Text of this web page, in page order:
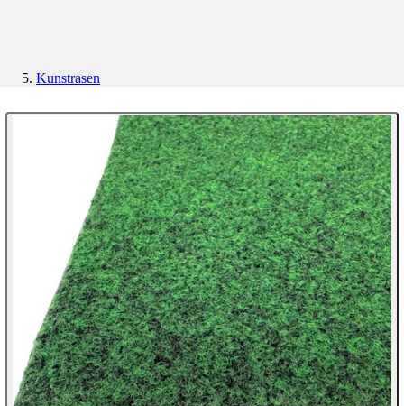
Kunstrasen